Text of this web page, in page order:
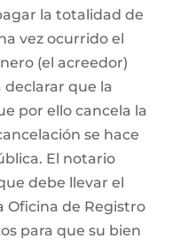
la totalidad de
vez ocurrido el
(el acreedor)
declarar que la
por ello cancela la
se hace
El notario
debe llevar el
Oficina de Registro
para que su bien